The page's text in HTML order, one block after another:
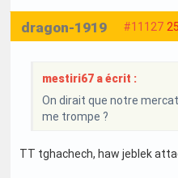
#11127
dragon-1919
mestiri67 a écrit :
On dirait que notre
me trompe ?
TT tghachech, haw jeblek